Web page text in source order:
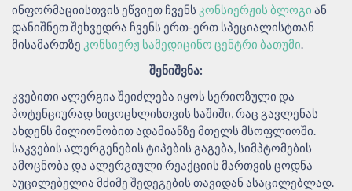
ინფორმაციისთვის ეწვიეთ ჩვენს კონსიერჟის ბლოგი ან
დანიშნეთ შეხვედრა ჩვენს ერთ-ერთ სპეციალისტთან
მისამართზე კონსიერჟ სამედიცინო ცენტრი ბათუმი.
შენიშვნა:
კვებითი ალერგია შეიძლება იყოს სერიოზული და
პოტენციურად სიცოცხლისთვის საშიში, რაც გავლენას
ახდენს მილიონობით ადამიანზე მთელს მსოფლიოში.
საკვების ალერგენების ტიპების გაგება, სიმპტომების
ამოცნობა და ალერგიული რეაქციის მართვის ცოდნა
აუცილებელია მძიმე შედეგების თავიდან ასაცილებლად.